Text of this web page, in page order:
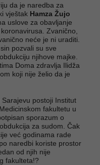
da je naredba za
vještak Hamza Žujo
uslove za obavljanje
Zvanično,
neće je ni uraditi.
pozvali su sve
njihove majke.
Doma zdravlja Ilidža
koji nije želio da je
postoji Institut
fakultetu u
sporazum o
za sudom. Čak
već godinama rade
naredbi koriste prostor
od njih nije
fakulteta!?